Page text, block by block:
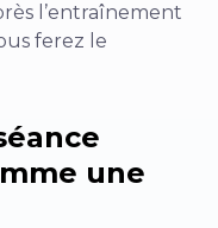
l’entraînement
ferez le
une